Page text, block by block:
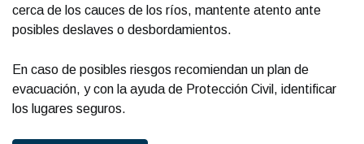
cerca de los cauces de los ríos, mantente atento ante
posibles deslaves o desbordamientos.
En caso de posibles riesgos recomiendan un plan de
evacuación, y con la ayuda de Protección Civil, identificar
los lugares seguros.